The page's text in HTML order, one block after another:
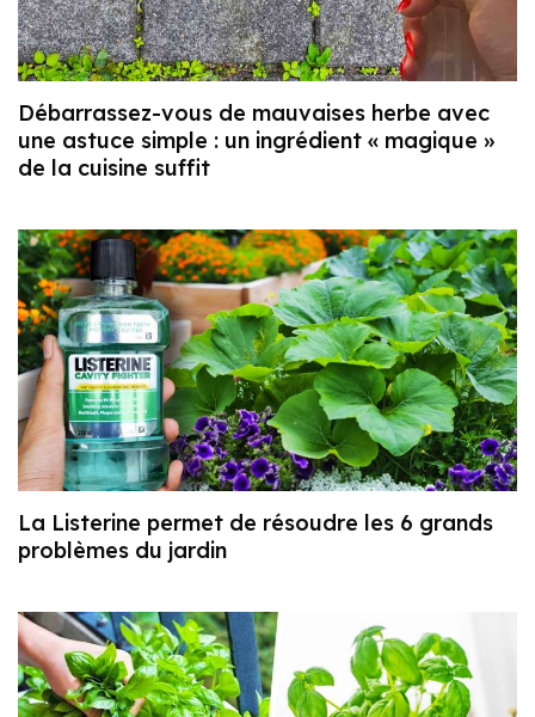
Débarrassez-vous de mauvaises herbe avec
une astuce simple : un ingrédient « magique »
de la cuisine suffit
La Listerine permet de résoudre les 6 grands
problèmes du jardin